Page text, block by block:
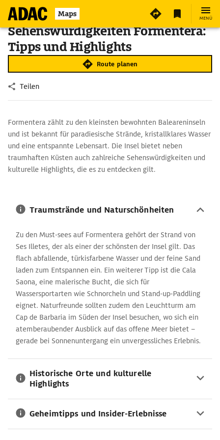
Maps MENÜ
Sehenswürdigkeiten Formentera:
Tipps und Highlights
Route planen
Teilen
Formentera zählt zu den kleinsten bewohnten Baleareninseln
und ist bekannt für paradiesische Strände, kristallklares Wasser
und eine entspannte Lebensart. Die Insel bietet neben
traumhaften Küsten auch zahlreiche Sehenswürdigkeiten und
kulturelle Highlights, die es zu entdecken gilt.
Traumstrände und Naturschönheiten
Zu den Must-sees auf Formentera gehört der Strand von
Ses Illetes, der als einer der schönsten der Insel gilt. Das
flach abfallende, türkisfarbene Wasser und der feine Sand
laden zum Entspannen ein. Ein weiterer Tipp ist die Cala
Saona, eine malerische Bucht, die sich für
Wassersportarten wie Schnorcheln und Stand-up-Paddling
eignet. Naturfreunde sollten zudem den Leuchtturm am
Cap de Barbaria im Süden der Insel besuchen, wo sich ein
atemberaubender Ausblick auf das offene Meer bietet –
gerade bei Sonnenuntergang ein unvergessliches Erlebnis.
Historische Orte und kulturelle
Highlights
Geheimtipps und Insider-Erlebnisse